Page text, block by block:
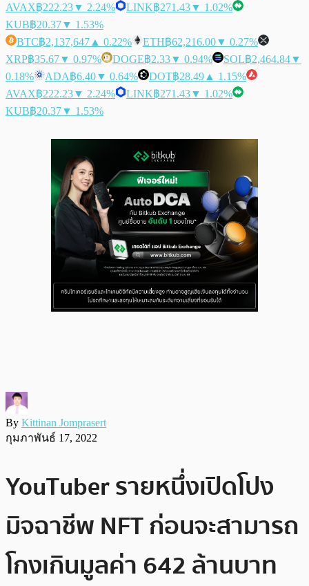
AVAX฿222.23▼ 2.24% LINK฿271.43▼ 1.02%
KUB฿20.37▼ 1.53%
BTC฿2,137,647 ▲ 0.22% ETH฿62,216.00▼ 0.27%
XRP฿35.67▼ 0.97% DOGE฿2.33▼ 0.94% SOL฿2,464.84▼
0.18%
ADA฿6.40▼ 0.64% DOT฿28.49 ▲ 1.15%
AVAX฿222.23▼ 2.24% LINK฿271.43▼ 1.02%
KUB฿20.37▼ 1.53%
By Kittinan Jomprasert
กุมภาพันธ์ 17, 2022
YouTuber รายหนึ่งเปิดโปง
มิจฉาชีพ NFT ก่อนจะสามารถ
โกงเกินมูลค่า 642 ล้านบาท